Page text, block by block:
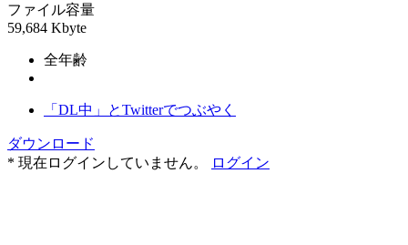
ファイル容量
59,684 Kbyte
全年齢
「DL中」とTwitterでつぶやく
ダウンロード
* 現在ログインしていません。
ログイン